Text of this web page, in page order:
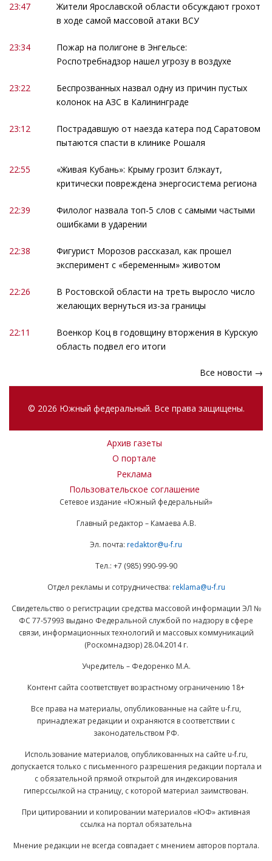
23:47
Жители Ярославской области обсуждают грохот
в ходе самой массовой атаки ВСУ
23:34
Пожар на полигоне в Энгельсе:
Роспотребнадзор нашел угрозу в воздухе
23:22
Беспрозванных назвал одну из причин пустых
колонок на АЗС в Калининграде
23:12
Пострадавшую от наезда катера под Саратовом
пытаются спасти в клинике Рошаля
22:55
«Живая Кубань»: Крыму грозит блэкаут,
критически повреждена энергосистема региона
22:39
Филолог назвала топ-5 слов с самыми частыми
ошибками в ударении
22:38
Фигурист Морозов рассказал, как прошел
эксперимент с «беременным» животом
22:26
В Ростовской области на треть выросло число
желающих вернуться из-за границы
22:11
Военкор Коц в годовщину вторжения в Курскую
область подвел его итоги
Все новости →
© 2026 Южный федеральный. Все права защищены.
Архив газеты
О портале
Реклама
Пользовательское соглашение
Сетевое издание «Южный федеральный»
Главный редактор – Камаева А.В.
Эл. почта: redaktor@u-f.ru
Тел.: +7 (985) 990-99-90
Отдел рекламы и сотрудничества: reklama@u-f.ru
Свидетельство о регистрации средства массовой информации ЭЛ №
ФС 77-57993 выдано Федеральной службой по надзору в сфере
связи, информационных технологий и массовых коммуникаций
(Роскомнадзор) 28.04.2014 г.
Учредитель – Федоренко М.А.
Контент сайта соответствует возрастному ограничению 18+
Все права на материалы, опубликованные на сайте u-f.ru,
принадлежат редакции и охраняются в соответствии с
законодательством РФ.
Использование материалов, опубликованных на сайте u-f.ru,
допускается только с письменного разрешения редакции портала и
с обязательной прямой открытой для индексирования
гиперссылкой на страницу, с которой материал заимствован.
При цитировании и копировании материалов «ЮФ» активная
ссылка на портал обязательна
Мнение редакции не всегда совпадает с мнением авторов портала.